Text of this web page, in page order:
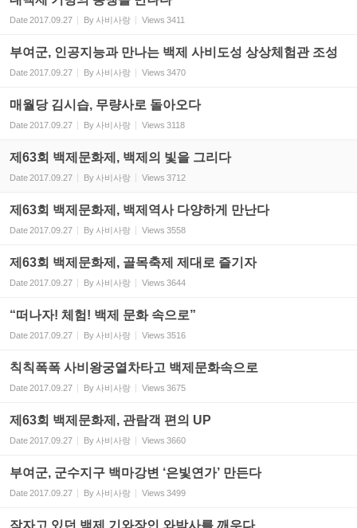
Date2017.09.27 By 사비사랑 Views 3411
부여군, 인공지능과 만나는 백제 사비도성 상상체험관 조성
Date2017.09.27 By 사비사랑 Views 3470
매월당 김시습, 무량사로 돌아오다
Date2017.09.27 By 사비사랑 Views 3118
제63회 백제문화제, 백제의 빛을 그리다
Date2017.09.27 By 사비사랑 Views 3712
제63회 백제문화제, 백제역사 다양하게 만난다
Date2017.09.27 By 사비사랑 Views 3558
제63회 백제문화제, 골목축제 제대로 즐기자
Date2017.09.27 By 사비사랑 Views 3644
“떠나자! 체험! 백제 문화 속으로”
Date2017.09.27 By 사비사랑 Views 3516
칙칙폭폭 사비왕궁열차타고 백제문화속으로
Date2017.09.27 By 사비사랑 Views 3675
제63회 백제문화제, 관람객 편의 UP
Date2017.09.27 By 사비사랑 Views 3660
부여군, 군수지구 백마강변 ‘은빛연가’ 만든다
Date2017.09.27 By 사비사랑 Views 3499
잠자고 있던 백제 기와장인 와박사를 깨우다